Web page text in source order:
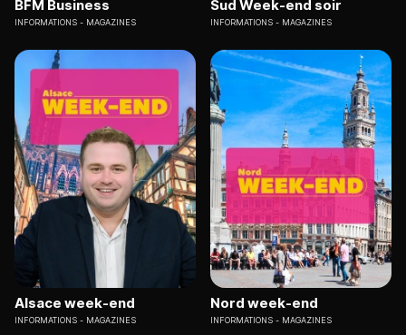
BFM Business
INFORMATIONS MAGAZINES
Sud Week-end soir
INFORMATIONS MAGAZINES
Alsace week-end
INFORMATIONS MAGAZINES
Nord week-end
INFORMATIONS MAGAZINES